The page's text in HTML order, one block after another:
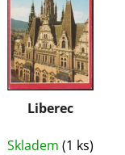
Liberec
Skladem(1 ks)